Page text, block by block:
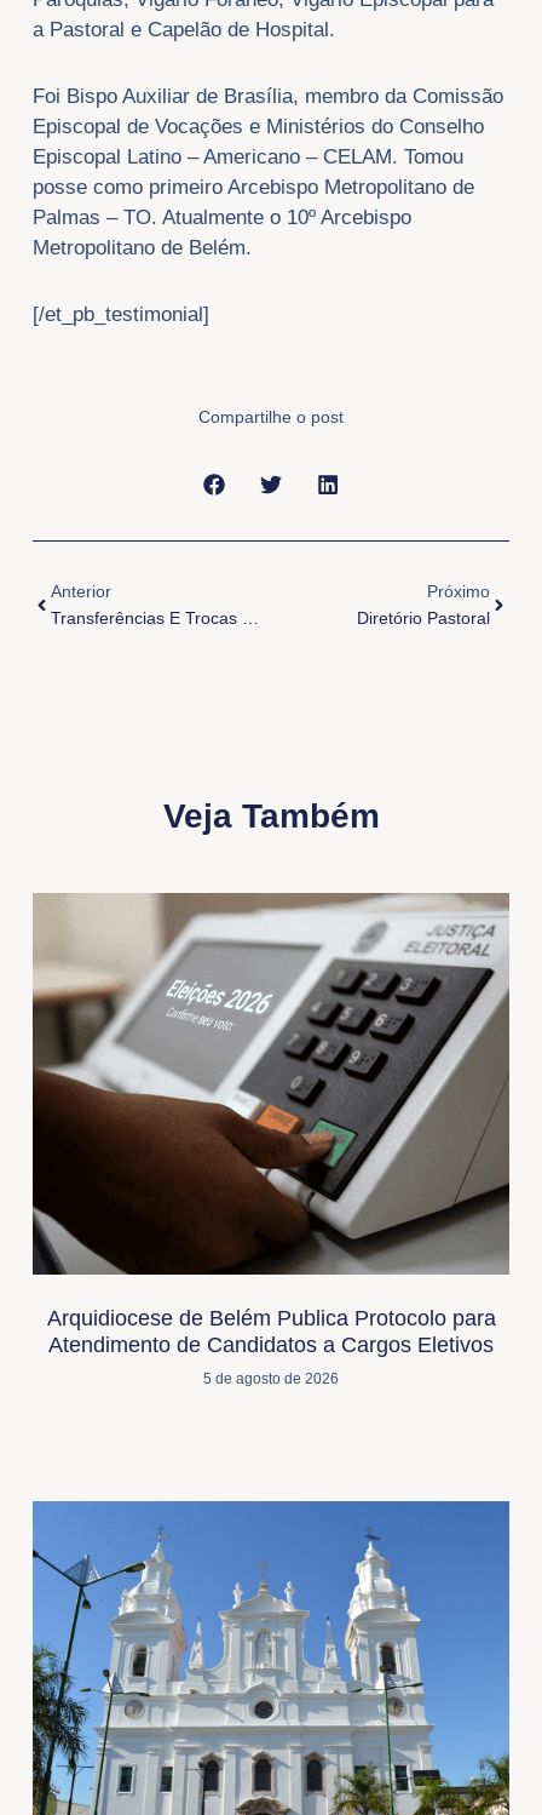
a Pastoral e Capelão de Hospital.
Foi Bispo Auxiliar de Brasília, membro da Comissão
Episcopal de Vocações e Ministérios do Conselho
Episcopal Latino – Americano – CELAM. Tomou
posse como primeiro Arcebispo Metropolitano de
Palmas – TO. Atualmente o 10º Arcebispo
Metropolitano de Belém.
[/et_pb_testimonial]
Compartilhe o post
Anterior
Transferências E Trocas De Funções 2025
Próximo
Diretório Pastoral
Veja Também
Arquidiocese de Belém Publica Protocolo para
Atendimento de Candidatos a Cargos Eletivos
5 de agosto de 2026